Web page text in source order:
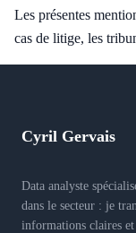
Les présentes
cas de litige, les
Cyril Gervais
Data analyste
dans le secteur : je
informations claires